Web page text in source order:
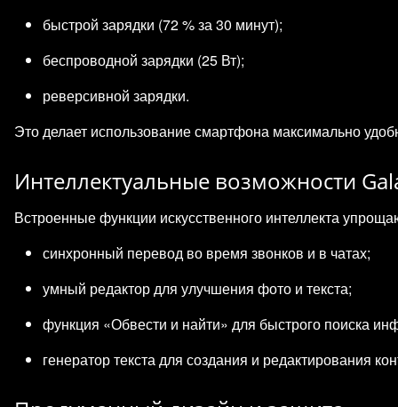
быстрой зарядки (72 % за 30 минут);
беспроводной зарядки (25 Вт);
реверсивной зарядки.
Это делает использование смартфона максимально
Интеллектуальные возможности
Встроенные функции искусственного интеллекта
синхронный перевод во время звонков и в чатах;
умный редактор для улучшения фото и текста;
функция «Обвести и найти» для быстрого поиска
генератор текста для создания и редактирования